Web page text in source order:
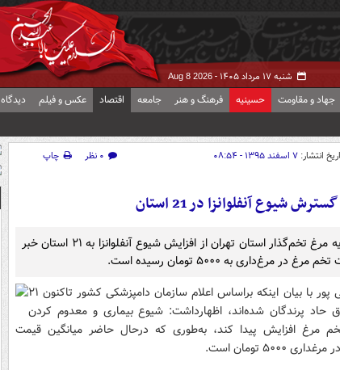
شنبه ۱۷ مرداد ۱۴۰۵ - Aug 8 2026
جهاد و مقاومت حسینیه فرهنگ و هنر جامعه اقتصاد عکس و فیلم دیدگاه
انتشار: ۷ اسفند ۱۳۹۵ - ۰۸:۵۴ ۰ نظر
چاپ
گسترش شیوع آنفلوانزا در 21 استان
رئیس هیات مدیره اتحادیه مرغ تخم‌گذار استان تهران از افزایش شیوع آنفلوانزا به ۲۱ استان خبر
مرغ‌داری به ۵۰۰۰ تومان رسیده است.
ناصر نبی پور با بیان اینکه براساس اعلام سازمان دامپزشکی کشور تاکنون ۲۱
حاد پرندگان شده‌اند، اظهارداشت: شیوع بیماری و معدوم کردن
مرغ افزایش پیدا کند، به‌طوری که درحال حاضر میانگین قیمت
تومان است.